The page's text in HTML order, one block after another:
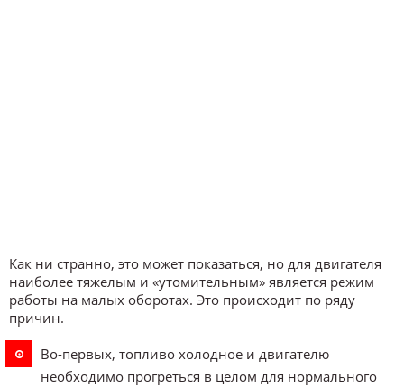
Как ни странно, это может показаться, но для двигателя
наиболее тяжелым и «утомительным» является режим
работы на малых оборотах. Это происходит по ряду
причин.
Во-первых, топливо холодное и двигателю
необходимо прогреться в целом для нормального